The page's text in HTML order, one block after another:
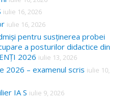
iulie 16, 2026
iulie 16, 2026
pentru susținerea probei
a posturilor didactice din
2026 iulie 13, 2026
2026 – examenul scris iulie 10,
IA S iulie 9, 2026